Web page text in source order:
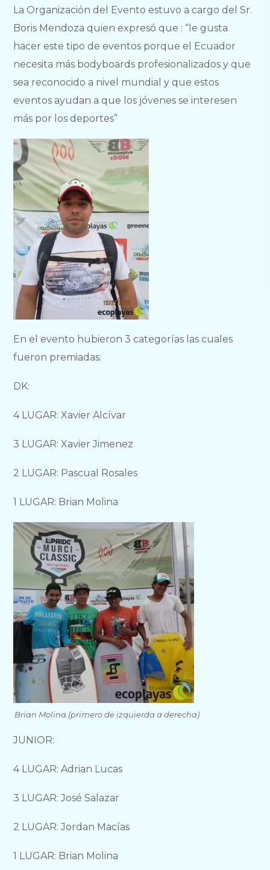
La Organización del Evento estuvo a cargo del Sr.
Boris Mendoza quien expresó que : “le gusta
hacer este tipo de eventos porque el Ecuador
necesita más bodyboards profesionalizados y que
sea reconocido a nivel mundial y que estos
eventos ayudan a que los jóvenes se interesen
más por los deportes”
En el evento hubieron 3 categorías las cuales
fueron premiadas:
DK:
4 LUGAR: Xavier Alcívar
3 LUGAR: Xavier Jimenez
2 LUGAR: Pascual Rosales
1 LUGAR: Brian Molina
Brian Molina (primero de izquierda a derecha)
JUNIOR:
4 LUGAR: Adrian Lucas
3 LUGAR: José Salazar
2 LUGAR: Jordan Macías
1 LUGAR: Brian Molina